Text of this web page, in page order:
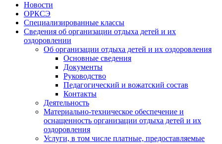
Новости
ОРКСЭ
Специализированные классы
Сведения об организации отдыха детей и их
оздоровлении
Об организации отдыха детей и их оздоровления
Основные сведения
Документы
Руководство
Педагогический и вожатский состав
Контакты
Деятельность
Материально-техническое обеспечение и
оснащенность организации отдыха детей и их
оздоровления
Услуги, в том числе платные, предоставляемые